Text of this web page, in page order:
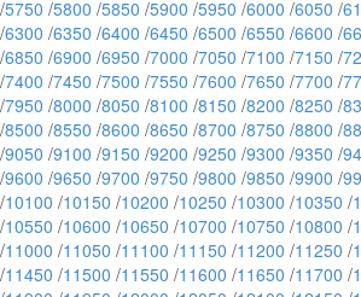
/5750 /5800 /5850 /5900 /5950 /6000 /6050 /
/6300 /6350 /6400 /6450 /6500 /6550 /6600 /
/6850 /6900 /6950 /7000 /7050 /7100 /7150 /
/7400 /7450 /7500 /7550 /7600 /7650 /7700 /
/7950 /8000 /8050 /8100 /8150 /8200 /8250 /
/8500 /8550 /8600 /8650 /8700 /8750 /8800 /
/9050 /9100 /9150 /9200 /9250 /9300 /9350 /
/9600 /9650 /9700 /9750 /9800 /9850 /9900 /
/10100 /10150 /10200 /10250 /10300 /10350 /
/10550 /10600 /10650 /10700 /10750 /10800 /
/11000 /11050 /11100 /11150 /11200 /11250 /
/11450 /11500 /11550 /11600 /11650 /11700 /